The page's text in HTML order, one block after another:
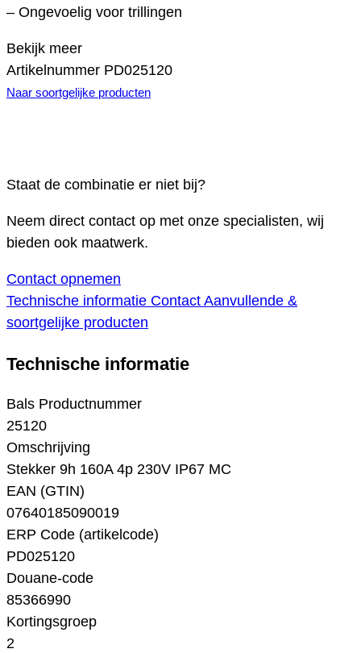
– Ongevoelig voor trillingen
Bekijk meer
Artikelnummer PD025120
Naar soortgelijke producten
Staat de combinatie er niet bij?
Neem direct contact op met onze specialisten, wij
bieden ook maatwerk.
Contact opnemen
Technische informatie Contact Aanvullende &
soortgelijke producten
Technische informatie
Bals Productnummer
25120
Omschrijving
Stekker 9h 160A 4p 230V IP67 MC
EAN (GTIN)
07640185090019
ERP Code (artikelcode)
PD025120
Douane-code
85366990
Kortingsgroep
2